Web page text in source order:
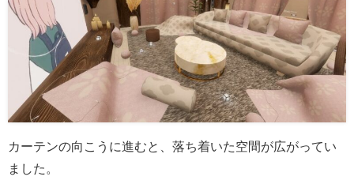
カーテンの向こうに進むと、落ち着いた空間が広がってい
ました。